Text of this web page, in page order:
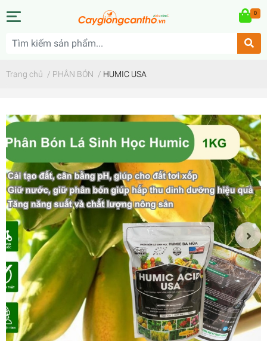
0
Trang chủ / PHÂN BÓN / HUMIC USA